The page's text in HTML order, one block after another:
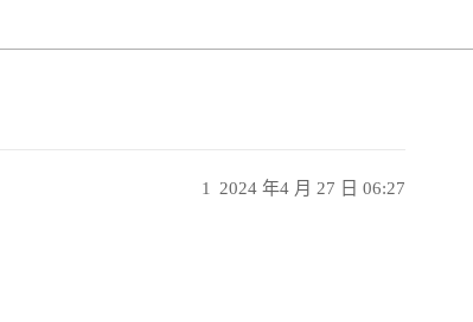
2024 年4 月 27 日 06:27
1